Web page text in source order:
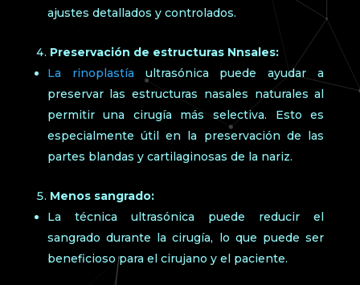
ajustes detallados y controlados.
Preservación de estructuras Nnsales:
La rinoplastía ultrasónica puede ayudar a
preservar las estructuras nasales naturales al
permitir una cirugía más selectiva. Esto es
especialmente útil en la preservación de las
partes blandas y cartilaginosas de la nariz.
Menos sangrado:
La técnica ultrasónica puede reducir el
sangrado durante la cirugía, lo que puede ser
beneficioso para el cirujano y el paciente.